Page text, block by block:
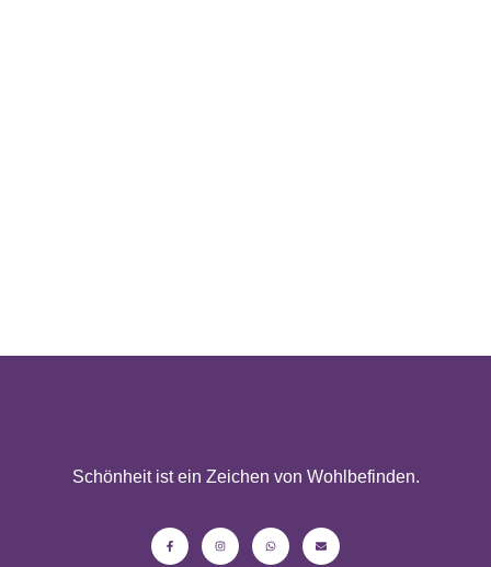
Schönheit ist ein Zeichen von Wohlbefinden.